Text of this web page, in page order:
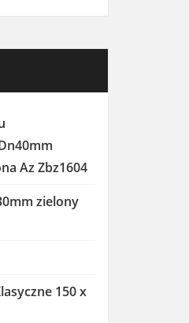
Az Zbz1604
zielony
150 x